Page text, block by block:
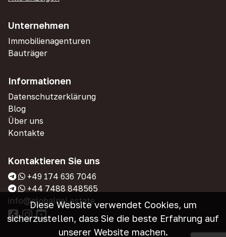
Unternehmen
Immobilienagenturen
Bauträger
Informationen
Datenschutzerklärung
Blog
Über uns
Kontakte
Kontaktieren Sie uns
+49 174 636 7046
+44 7488 848565
info@globalriel.estate
Diese Website verwendet Cookies, um
sicherzustellen, dass Sie die beste Erfahrung auf
unserer Website machen.